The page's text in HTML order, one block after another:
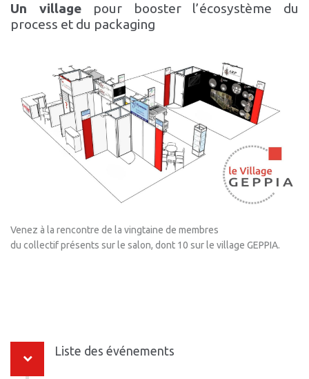
Un village pour booster l’écosystème du
process et du packaging
Venez à la rencontre de la vingtaine de membres
du collectif présents sur le salon, dont 10 sur le village GEPPIA.
Liste des événements